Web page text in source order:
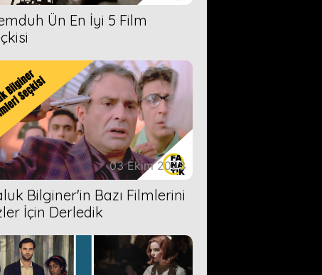
Ün En İyi 5 Film
03 Ekim 2023
Bilginer'in Bazı Filmlerini
İçin Derledik